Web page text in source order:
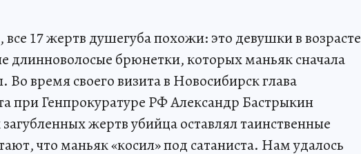
все 17 жертв душегуба похожи: это девушки в возрасте
длинноволосые брюнетки, которых маньяк сначала
Во время своего визита в Новосибирск глава
при Генпрокуратуре РФ Александр Бастрыкин
жертв убийца оставлял таинственные
что маньяк «косил» под сатаниста. Нам удалось